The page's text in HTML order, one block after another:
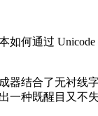
如何通过
器结合了无衬线
一种既醒目又不